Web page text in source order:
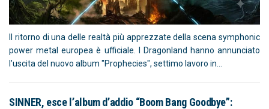
Il ritorno di una delle realtà più apprezzate della scena symphonic
power metal europea è ufficiale. I Dragonland hanno annunciato
l’uscita del nuovo album "Prophecies", settimo lavoro in...
SINNER, esce l’album d’addio “Boom Bang Goodbye”: